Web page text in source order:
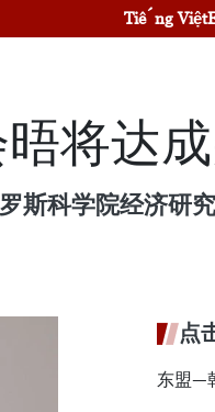
Tiếng Việt
将达
斯科学院经济研
点
东盟—